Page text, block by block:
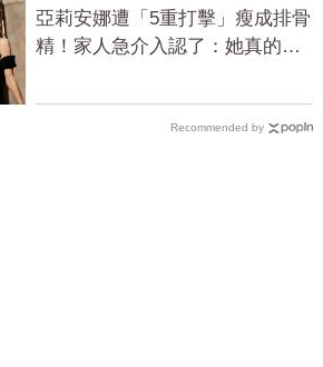
亞莉安娜遭「5重打擊」瘦成排骨
精！家人急介入認了：她真的不
Recommended by